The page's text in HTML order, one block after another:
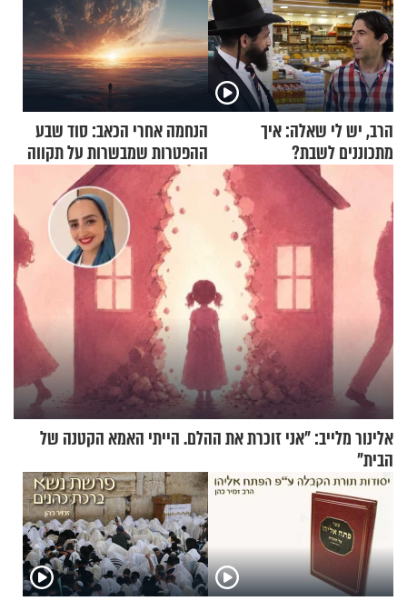
הרב, יש לי שאלה: איך
מתכוננים לשבת?
הנחמה אחרי הכאב: סוד שבע
ההפטרות שמבשרות על תקווה
וגאולה
אלינור מלייב: "אני זוכרת את ההלם. הייתי האמא הקטנה של
הבית"